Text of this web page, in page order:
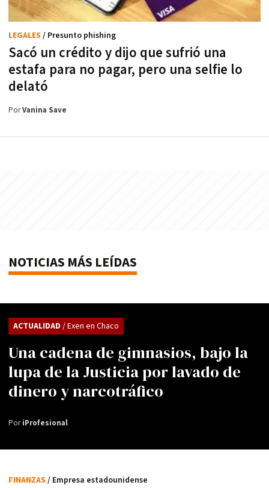
Sacó un crédito y dijo que sufrió una
estafa para no pagar, pero una selfie lo
delató
LEGALES / Presunto phishing
PorVanina Save
NOTICIAS MÁS LEÍDAS
Una cadena de gimnasios, bajo la
lupa de la Justicia por lavado de
dinero y narcotráfico
ACTUALIDAD / Exen en Chaco
PoriProfesional
FINANZAS / Empresa estadounidense